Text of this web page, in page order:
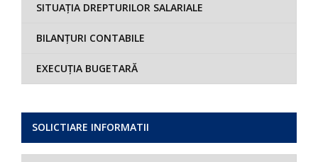
SITUAȚIA DREPTURILOR SALARIALE
BILANȚURI CONTABILE
EXECUȚIA BUGETARĂ
SOLICTIARE INFORMATII